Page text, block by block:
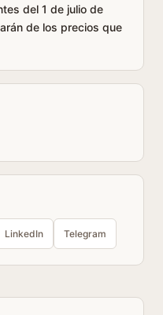
del 1 de julio de
de los precios que
LinkedIn Telegram